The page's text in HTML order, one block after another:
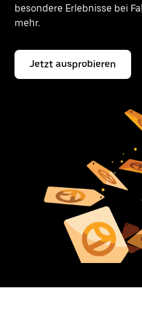
besondere Erlebnisse bei
mehr.
Jetzt ausprobieren